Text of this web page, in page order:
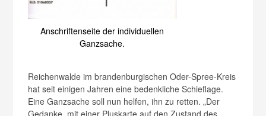
Anschriftenseite der individuellen
Ganzsache.
Reichenwalde im brandenburgischen Oder-Spree-Kreis
hat seit einigen Jahren eine bedenkliche Schieflage.
Eine Ganzsache soll nun helfen, ihn zu retten. „Der
Gedanke, mit einer Pluskarte auf den Zustand des